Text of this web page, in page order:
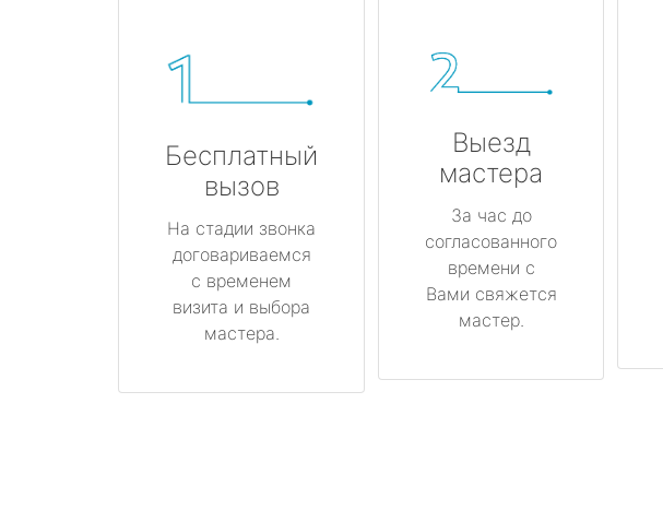
Бесплатный
вызов
На стадии звонка
договариваемся
с временем
визита и выбора
мастера.
Выезд
мастера
За час до
согласованного
времени с
Вами свяжется
мастер.